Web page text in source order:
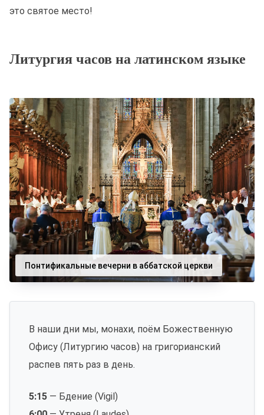
это святое место!
Литургия часов на латинском языке
Понтификальные вечерни в аббатской церкви
В наши дни мы, монахи, поём Божественную
Офису (Литургию часов) на григорианский
распев пять раз в день.
5:15 — Бдение (Vigil)